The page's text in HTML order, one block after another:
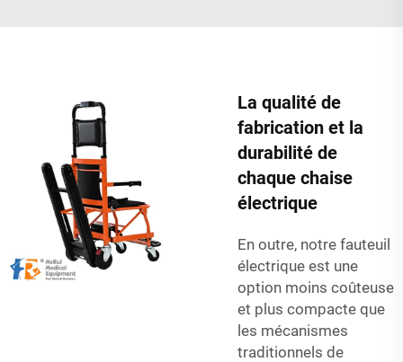
La qualité de
fabrication et la
durabilité de
chaque chaise
électrique
En outre, notre fauteuil
électrique est une
option moins coûteuse
et plus compacte que
les mécanismes
traditionnels de